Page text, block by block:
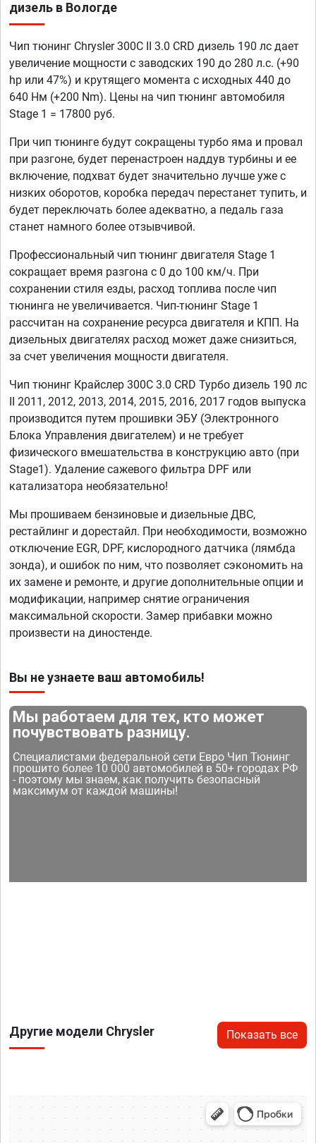
дизель в Вологде
Чип тюнинг Chrysler 300C II 3.0 CRD дизель 190 лс дает
увеличение мощности с заводских 190 до 280 л.с. (+90
hp или 47%) и крутящего момента с исходных 440 до
640 Нм (+200 Nm). Цены на чип тюнинг автомобиля
Stage 1 = 17800 руб.
При чип тюнинге будут сокращены турбо яма и провал
при разгоне, будет перенастроен наддув турбины и ее
включение, подхват будет значительно лучше уже с
низких оборотов, коробка передач перестанет тупить, и
будет переключать более адекватно, а педаль газа
станет намного более отзывчивой.
Профессиональный чип тюнинг двигателя Stage 1
сокращает время разгона с 0 до 100 км/ч. При
сохранении стиля езды, расход топлива после чип
тюнинга не увеличивается. Чип-тюнинг Stage 1
рассчитан на сохранение ресурса двигателя и КПП. На
дизельных двигателях расход может даже снизиться,
за счет увеличения мощности двигателя.
Чип тюнинг Крайслер 300С 3.0 CRD Турбо дизель 190 лс
II 2011, 2012, 2013, 2014, 2015, 2016, 2017 годов выпуска
производится путем прошивки ЭБУ (Электронного
Блока Управления двигателем) и не требует
физического вмешательства в конструкцию авто (при
Stage1). Удаление сажевого фильтра DPF или
катализатора необязательно!
Мы прошиваем бензиновые и дизельные ДВС,
рестайлинг и дорестайл. При необходимости, возможно
отключение EGR, DPF, кислородного датчика (лямбда
зонда), и ошибок по ним, что позволяет сэкономить на
их замене и ремонте, и другие дополнительные опции и
модификации, например снятие ограничения
максимальной скорости. Замер прибавки можно
произвести на диностенде.
Вы не узнаете ваш автомобиль!
Мы работаем для тех, кто может
почувствовать разницу.
Специалистами федеральной сети Евро Чип Тюнинг
прошито более 10 000 автомобилей в 50+ городах РФ
- поэтому мы знаем, как получить безопасный
максимум от каждой машины!
Другие модели Chrysler Показать все